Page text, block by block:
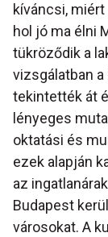
kíváncsi,
hol jó ma élni
tükröződik a
vizsgálatban
tekintették át
lényeges
oktatási és
ezek alapján
az
Budapest
városokat. A